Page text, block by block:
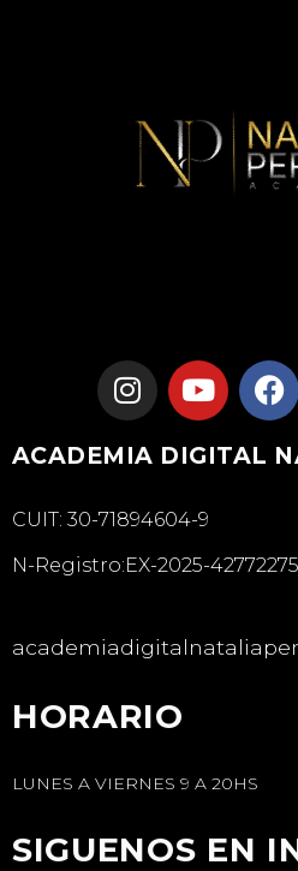
ACADEMIA DIGITAL
CUIT: 30-71894604-9
N-Registro:EX-2025-
HORARIO
LUNES A VIERNES 9 A 20HS
SIGUENOS EN